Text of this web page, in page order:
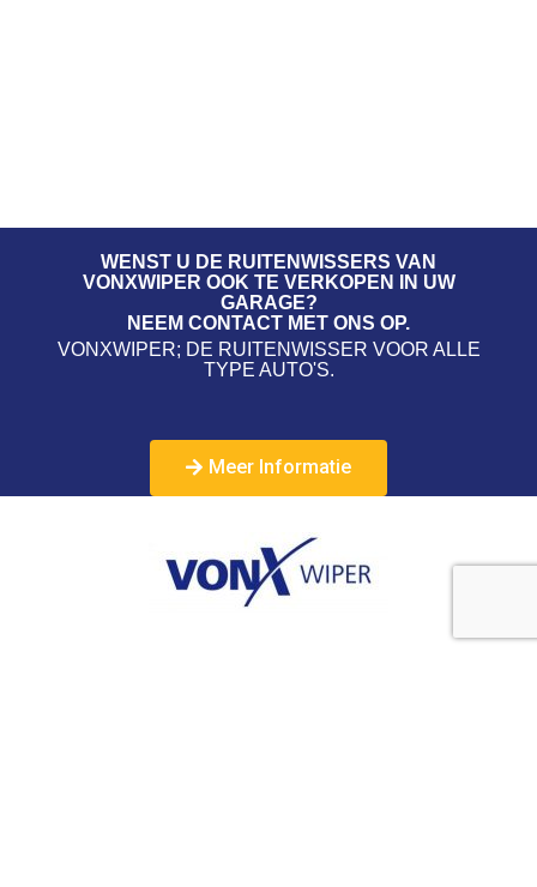
WENST U DE RUITENWISSERS VAN
VONXWIPER OOK TE VERKOPEN IN UW
GARAGE?
NEEM CONTACT MET ONS OP.
VONXWIPER; DE RUITENWISSER VOOR ALLE
TYPE AUTO'S.
Meer Informatie